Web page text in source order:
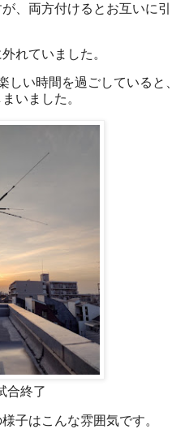
、両方付けるとお互いに引
れていました。
い時間を過ごしていると、
いました。
合終了
子はこんな雰囲気です。